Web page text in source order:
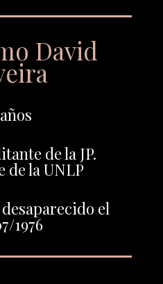
David
de la JP.
de la UNLP
el
1976